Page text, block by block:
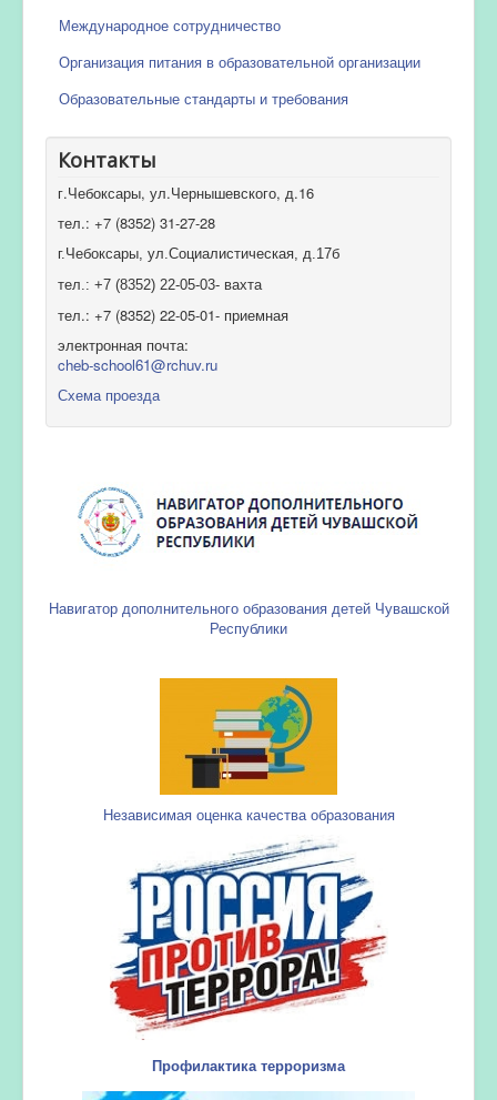
Международное сотрудничество
Организация питания в образовательной организации
Образовательные стандарты и требования
Контакты
г.Чебоксары, ул.Чернышевского, д.16
тел.: +7 (8352) 31-27-28
г.Чебоксары, ул.Социалистическая, д.17б
тел.: +7 (8352) 22-05-03- вахта
тел.: +7 (8352) 22-05-01- приемная
электронная почта:
cheb-school61@rchuv.ru
Схема проезда
Навигатор дополнительного образования детей Чувашской
Республики
Независимая оценка качества образования
Профилактика терроризма